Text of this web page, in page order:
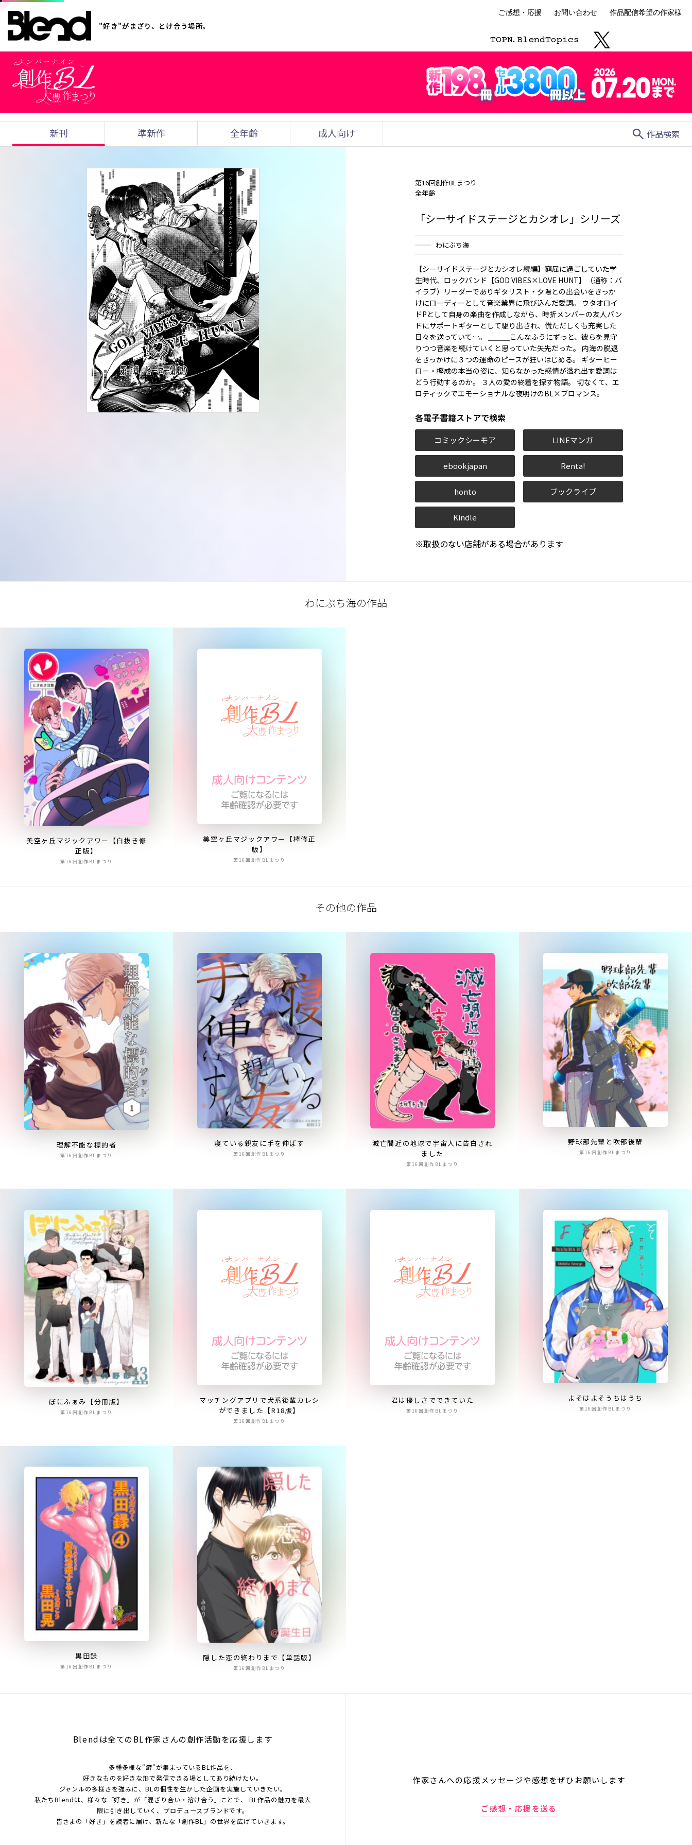
"好き"がまざり、とけ合う場所。
ご感想・応援 お問い合わせ 作品配信希望の作家様
TOPN. BlendTopics
新刊 準新作 全年齢 成人向け search 作品検索
第16回創作BLまつり
全年齢
「シーサイドステージとカシオレ」シリーズ
わにぶち海
【シーサイドステージとカシオレ続編】窮屈に過ごしていた学
生時代、ロックバンド【GOD VIBES×LOVE HUNT】（通称：バ
イラブ）リーダーでありギタリスト・夕陽との出会いをきっか
けにローディーとして音楽業界に飛び込んだ愛詞。 ウタオロイ
ドPとして自身の楽曲を作成しながら、時折メンバーの友人バン
ドにサポートギターとして駆り出され、慌ただしくも充実した
日々を送っていて…。 ＿＿＿こんなふうにずっと、彼らを見守
りつつ音楽を続けていくと思っていた矢先だった。 内海の脱退
をきっかけに３つの運命のピースが狂いはじめる。 ギターヒー
ロー・樫成の本当の姿に、知らなかった感情が溢れ出す愛詞は
どう行動するのか。 ３人の愛の終着を探す物語。 切なくて、エ
ロティックでエモーショナルな夜明けのBL×ブロマンス。
各電子書籍ストアで検索
コミックシーモア LINEマンガ
ebookjapan Renta!
honto ブックライブ
Kindle
※取扱のない店舗がある場合があります
わにぶち海の作品
美空ヶ丘マジックアワー【白抜き修
正版】
第16回創作BLまつり
美空ヶ丘マジックアワー【棒修正
版】
第16回創作BLまつり
その他の作品
理解不能な標的者
第16回創作BLまつり
寝ている親友に手を伸ばす
第16回創作BLまつり
滅亡間近の地球で宇宙人に告白され
ました
第16回創作BLまつり
野球部先輩と吹部後輩
第16回創作BLまつり
ぼにふぁみ【分冊版】
第16回創作BLまつり
マッチングアプリで犬系後輩カレシ
ができました【R18版】
第16回創作BLまつり
君は優しさでできていた
第16回創作BLまつり
よそはよそうちはうち
第16回創作BLまつり
黒田録
第16回創作BLまつり
隠した恋の終わりまで【単話版】
第16回創作BLまつり
Blendは全てのBL作家さんの創作活動を応援します
多種多様な"癖"が集まっているBL作品を、
好きなものを好きな形で発信できる場としてあり続けたい。
ジャンルの多様さを強みに、BLの個性を生かした企画を実施していきたい。
私たちBlendは、様々な「好き」が「混ざり合い・溶け合う」ことで、 BL作品の魅力を最大
限に引き出していく、プロデュースブランドです。
皆さまの「好き」を読者に届け、新たな「創作BL」の世界を広げていきます。
作家さんへの応援メッセージや感想をぜひお願いします
ご感想・応援を送る